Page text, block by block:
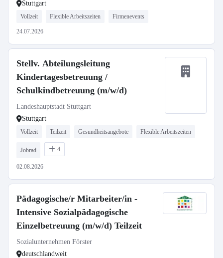
Stuttgart
Vollzeit Flexible Arbeitszeiten Firmenevents
24.07.2026
Stellv. Abteilungsleitung
Kindertagesbetreuung /
Schulkindbetreuung (m/w/d)
Landeshauptstadt Stuttgart
Stuttgart
Vollzeit Teilzeit Gesundheitsangebote Flexible Arbeitszeiten
Jobrad 4
02.08.2026
Pädagogische/r Mitarbeiter/in -
Intensive Sozialpädagogische
Einzelbetreuung (m/w/d) Teilzeit
Sozialunternehmen Förster
deutschlandweit